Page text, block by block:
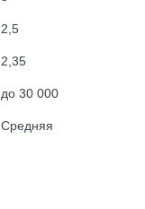
2,5
2,35
до 30 000
Средняя